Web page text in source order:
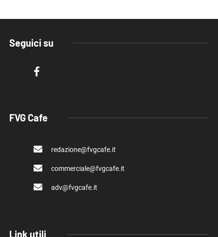
Seguici su
FVG Cafe
redazione@fvgcafe.it
commerciale@fvgcafe.it
adv@fvgcafe.it
Link utili